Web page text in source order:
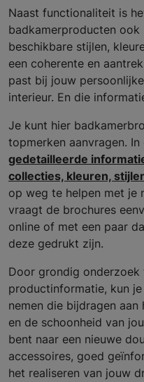
Naast functionaliteit is
badkamerproducten
beschikbare stijlen,
een coherente en
past bij jouw
interieur. En die
Je kunt hier
topmerken aanvragen.
gedetailleerde
collecties, kleuren,
op weg te helpen met je
vraagt de brochures
online of met een paar
deze gedrukt zijn.
Door grondig onderzoek
productinformatie, kun
nemen die bijdragen
en de schoonheid van
bent naar een nieuwe
accessoires, goed
het realiseren van jouw